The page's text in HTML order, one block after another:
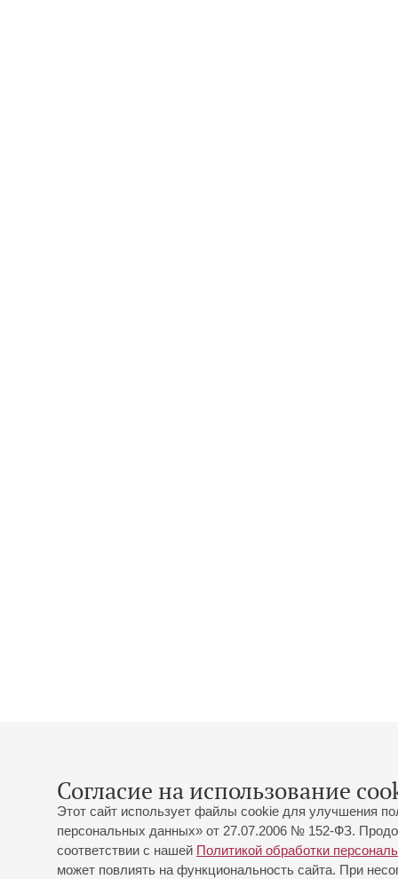
Согласие на использование
Этот сайт использует файлы cookie для улучшения
персональных данных» от 27.07.2006 № 152-ФЗ.
соответствии с нашей Политикой обработки
может повлиять на функциональность сайта. При